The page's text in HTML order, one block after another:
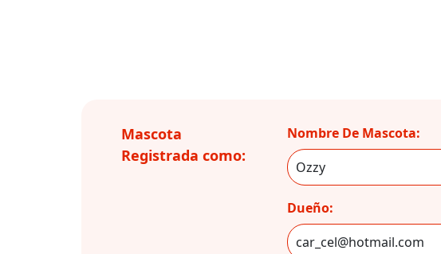
Mascota
Registrada como:
Nombre De Mascota:
Dueño: